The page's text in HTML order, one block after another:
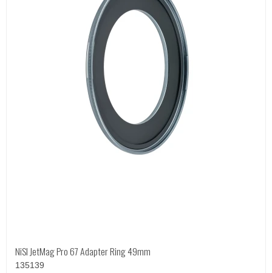
NiSI JetMag Pro 67 Adapter Ring 49mm
135139